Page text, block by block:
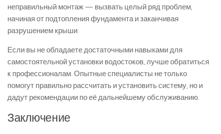
неправильный монтаж — вызвать целый ряд проблем,
начиная от подтопления фундамента и заканчивая
разрушением крыши.
Если вы не обладаете достаточными навыками для
самостоятельной установки водостоков, лучше обратиться
к профессионалам. Опытные специалисты не только
помогут правильно рассчитать и установить систему, но и
дадут рекомендации по её дальнейшему обслуживанию.
Заключение